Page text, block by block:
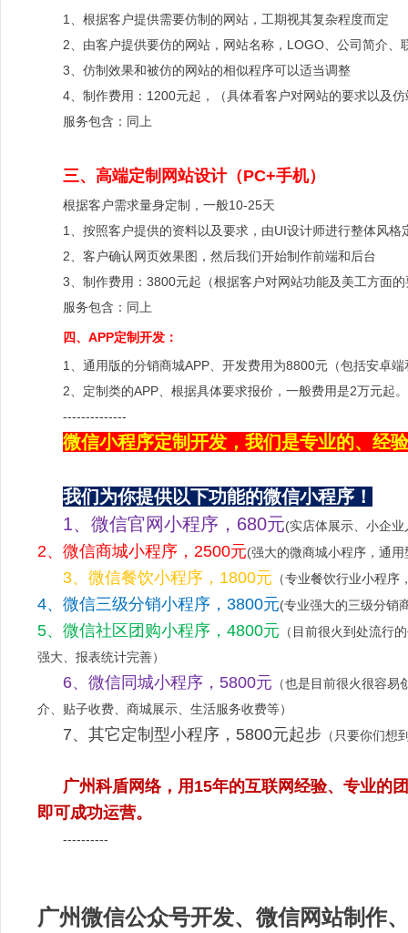
1、根据客户提供需要仿制的网站，工期视其复杂程度而定
2、由客户提供要仿的网站，网站名称，LOGO、公司简介、
3、仿制效果和被仿的网站的相似程序可以适当调整
4、制作费用：1200元起，（具体看客户对网站的要求以及
服务包含：同上
三、高端定制网站设计（PC+手机）
根据客户需求量身定制，一般10-25天
1、按照客户提供的资料以及要求，由UI设计师进行整体风格
2、客户确认网页效果图，然后我们开始制作前端和后台
3、制作费用：3800元起（根据客户对网站功能及美工方面
服务包含：同上
四、APP定制开发：
1、 通用版的分销商城APP、开发费用为8800元（包括安卓
2、 定制类的APP、 根据具体要求报价，一般费用是2万元起。
--------------
微信小程序定制开发，我们是专业的、经
我们为你提供以下功能的微信小程序！
1、 微信官网小程序，680元(实店体展示、小企
2、 微信商城小程序，2500元(强大的微商城小程序，通
3、微信餐饮小程序，1800元 （专业餐饮行业小程
4、 微信三级分销小程序，3800元(专业强大的三级分销
5、 微信社区团购小程序 ，4800元 （目前很火到处流行
强大、报表统计完善）
6、微信同城小程序，5800元 （也是目前很火很容
介、贴子收费、商城展示、生活服务收费等）
7、其它定制型小程序，5800元起步 （只要你们想
广州科盾网络，用15年的互联网经验、专业的
即可成功运营。
----------
广州微信公众号开发、微信网站制作